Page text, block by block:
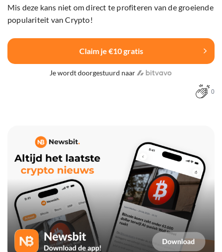
Mis deze kans niet om direct te profiteren van de groeiende
populariteit van Crypto!
Claim je €10 gratis
Je wordt doorgestuurd naar
0